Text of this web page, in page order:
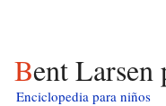
Bent
Enciclopedia para niños